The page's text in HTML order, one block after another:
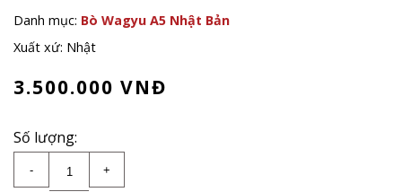
Danh mục: Bò Wagyu A5 Nhật Bản
Xuất xứ: Nhật
3.500.000 VNĐ
Số lượng:
-
~3Kg Up số lượng
+